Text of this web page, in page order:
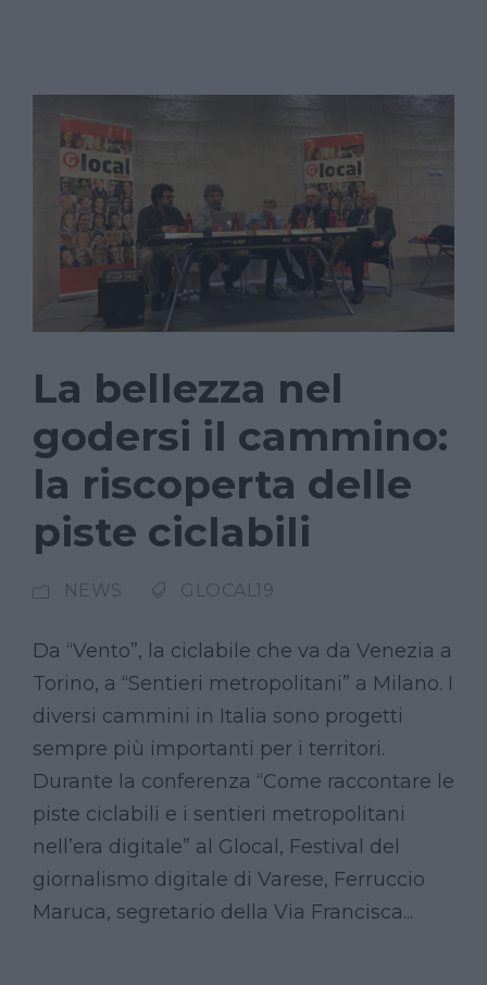
La bellezza nel
godersi il cammino:
la riscoperta delle
piste ciclabili
NEWS GLOCAL19
Da “Vento”, la ciclabile che va da Venezia a
Torino, a “Sentieri metropolitani” a Milano. I
diversi cammini in Italia sono progetti
sempre più importanti per i territori.
Durante la conferenza “Come raccontare le
piste ciclabili e i sentieri metropolitani
nell’era digitale” al Glocal, Festival del
giornalismo digitale di Varese, Ferruccio
Maruca, segretario della Via Francisca...